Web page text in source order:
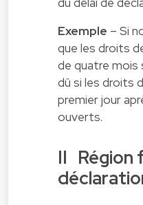
Exemple – Si
que les droits
de quatre mois
dû si les droits
premier jour
ouverts.
II Région